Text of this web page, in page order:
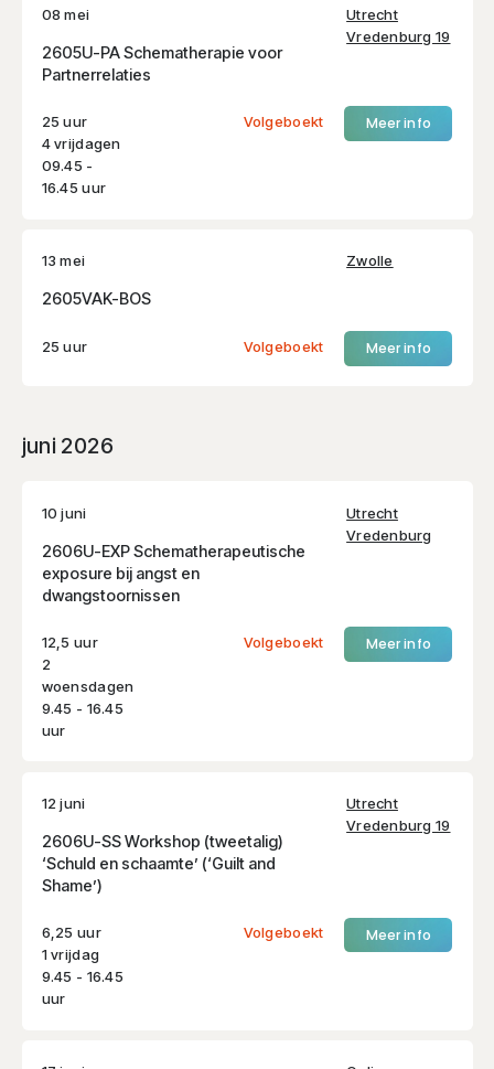
08 mei
Utrecht
Vredenburg 19
2605U-PA Schematherapie voor
Partnerrelaties
25 uur
4 vrijdagen
09.45 -
16.45 uur
Meer info
Volgeboekt
13 mei Zwolle
2605VAK-BOS
25 uur Meer info
Volgeboekt
juni 2026
10 juni
Utrecht
Vredenburg
2606U-EXP Schematherapeutische
exposure bij angst en
dwangstoornissen
12,5 uur
2
woensdagen
9.45 - 16.45
uur
Meer info
Volgeboekt
12 juni
Utrecht
Vredenburg 19
2606U-SS Workshop (tweetalig)
‘Schuld en schaamte’ (‘Guilt and
Shame’)
6,25 uur
1 vrijdag
9.45 - 16.45
uur
Meer info
Volgeboekt